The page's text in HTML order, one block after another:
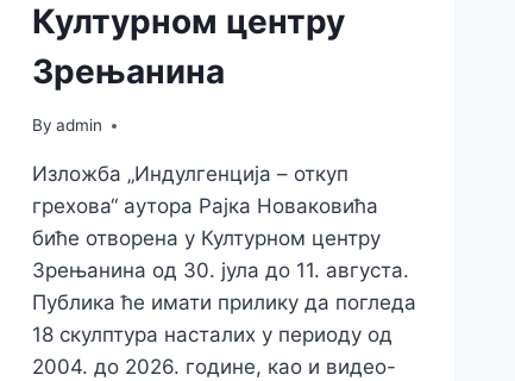
Културном центру
Зрењанина
By admin
Изложба „Индулгенција – откуп
грехова“ аутора Рајка Новаковића
биће отворена у Културном центру
Зрењанина од 30. јула до 11. августа.
Публика ће имати прилику да погледа
18 скулптура насталих у периоду од
2004. до 2026. године, као и видео-